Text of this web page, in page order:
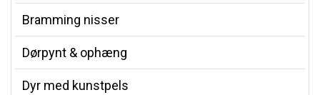
Bramming nisser
Dørpynt & ophæng
Dyr med kunstpels